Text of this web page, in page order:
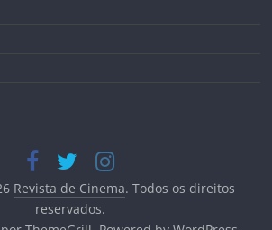
Revista de Cinema. Todos os direitos
reservados.